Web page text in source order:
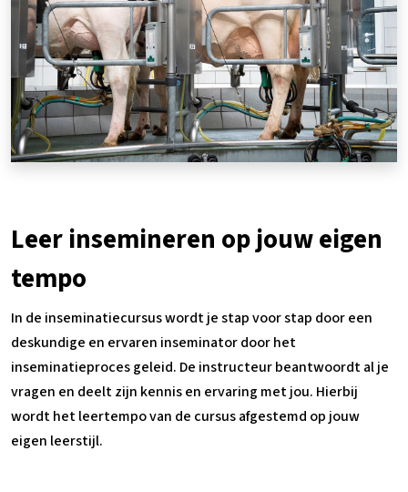
Leer insemineren op jouw eigen
tempo
In de inseminatiecursus wordt je stap voor stap door een
deskundige en ervaren inseminator door het
inseminatieproces geleid. De instructeur beantwoordt al je
vragen en deelt zijn kennis en ervaring met jou. Hierbij
wordt het leertempo van de cursus afgestemd op jouw
eigen leerstijl.